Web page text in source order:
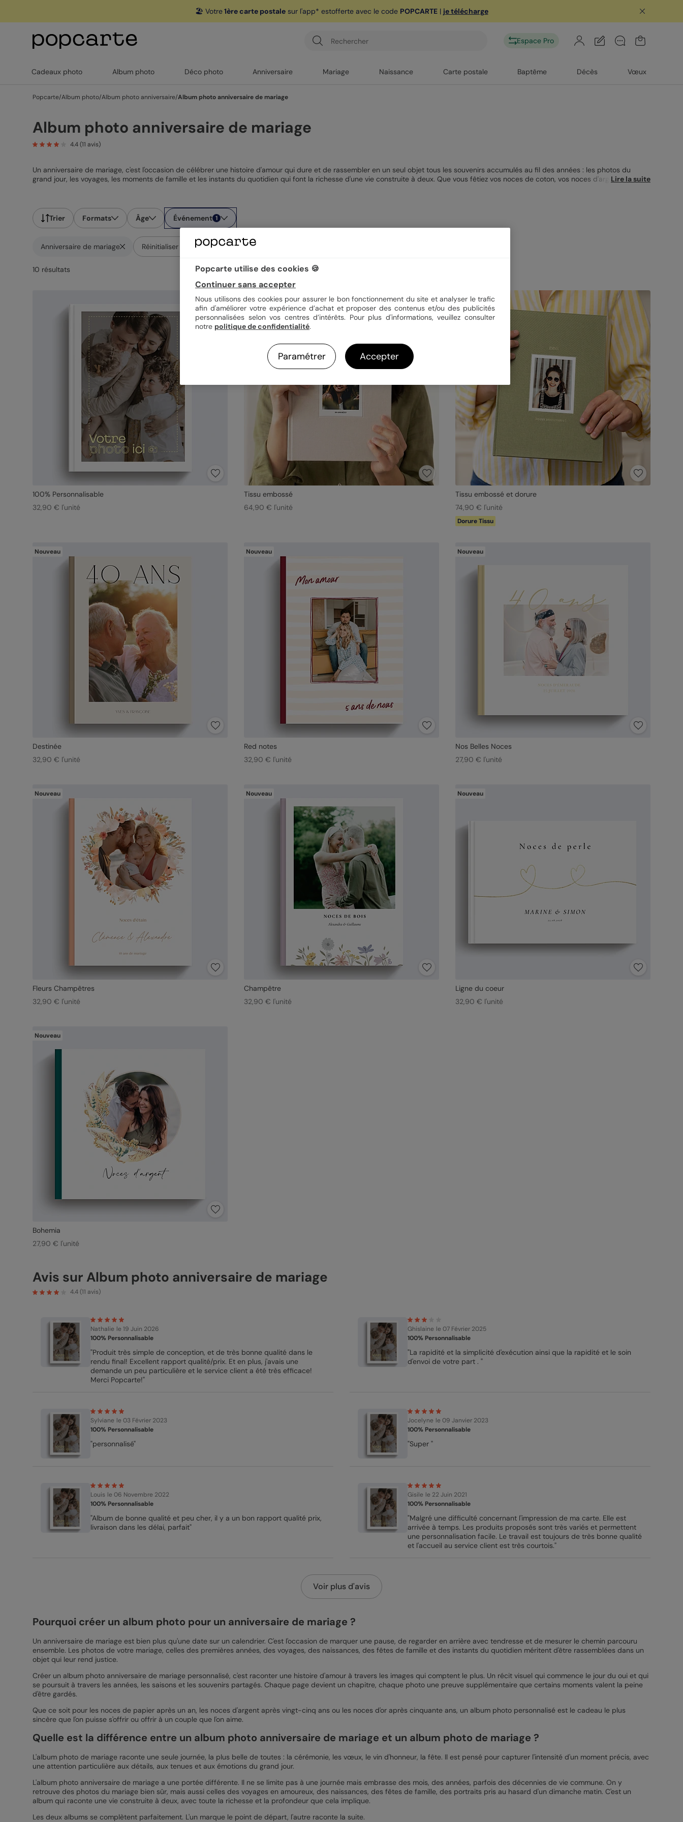
🏖️ Votre1ère carte postalesur l'app* estofferte avec le code POPCARTE| je télécharge
Espace Pro
Cadeaux photo Album photo Déco photo Anniversaire Mariage Naissance Carte postale Baptême Décès Vœux
Popcarte/Album photo/Album photo anniversaire/Album photo anniversaire de mariage
Album photo anniversaire de mariage
4.4(11 avis)
Un anniversaire de mariage, c'est l'occasion de célébrer une histoire d'amour qui dure et de rassembler en un seul objet tous les souvenirs accumulés au fil des années : les photos du
grand jour, les voyages, les moments de famille et les instants du quotidien qui font la richesse d'une vie construite à deux. Que vous fêtiez vos noces de coton, vos noces d'argent ou vos
Lire la suite
Trier Formats Âge Événement 1
Anniversaire de mariage Réinitialiser les filtres
10 résultats
100% Personnalisable
32,90 € l'unité
Tissu embossé
64,90 € l'unité
Tissu embossé et dorure
74,90 € l'unité
Dorure Tissu
Nouveau
Destinée
32,90 € l'unité
Nouveau
Red notes
32,90 € l'unité
Nouveau
Nos Belles Noces
27,90 € l'unité
Nouveau
Fleurs Champêtres
32,90 € l'unité
Nouveau
Champêtre
32,90 € l'unité
Nouveau
Ligne du coeur
32,90 € l'unité
Nouveau
Bohemia
27,90 € l'unité
Avis sur Album photo anniversaire de mariage
4.4(11 avis)
Nathalie le 19 Juin 2026
100% Personnalisable
"Produit très simple de conception, et de très bonne qualité dans le
rendu final! Excellent rapport qualité/prix. Et en plus, j'avais une
demande un peu particulière et le service client a été très efficace!
Merci Popcarte!"
Ghislaine le 07 Février 2025
100% Personnalisable
"La rapidité et la simplicité d'exécution ainsi que la rapidité et le soin
d'envoi de votre part . "
Sylviane le 03 Février 2023
100% Personnalisable
"personnalisé"
Jocelyne le 09 Janvier 2023
100% Personnalisable
"Super "
Louis le 06 Novembre 2022
100% Personnalisable
"Album de bonne qualité et peu cher, il y a un bon rapport qualité prix,
livraison dans les délai, parfait"
Gisile le 22 Juin 2021
100% Personnalisable
"Malgré une difficulté concernant l'impression de ma carte. Elle est
arrivée à temps. Les produits proposés sont très variés et permettent
une personnalisation facile. Le travail est toujours de très bonne qualité
et l'accueil au service client est très courtois."
Voir plus d'avis
Pourquoi créer un album photo pour un anniversaire de mariage ?
Un anniversaire de mariage est bien plus qu'une date sur un calendrier. C'est l'occasion de marquer une pause, de regarder en arrière avec tendresse et de mesurer le chemin parcouru
ensemble. Les photos de votre mariage, celles des premières années, des voyages, des naissances, des fêtes de famille et des instants du quotidien méritent d'être rassemblées dans un
objet qui leur rend justice.
Créer un album photo anniversaire de mariage personnalisé, c'est raconter une histoire d'amour à travers les images qui comptent le plus. Un récit visuel qui commence le jour du oui et qui
se poursuit à travers les années, les saisons et les souvenirs partagés. Chaque page devient un chapitre, chaque photo une preuve supplémentaire que certains moments valent la peine
d'être gardés.
Que ce soit pour les noces de papier après un an, les noces d'argent après vingt-cinq ans ou les noces d'or après cinquante ans, un album photo personnalisé est le cadeau le plus
sincère que l'on puisse s'offrir ou offrir à un couple que l'on aime.
Quelle est la différence entre un album photo anniversaire de mariage et un album photo de mariage ?
L'album photo de mariage raconte une seule journée, la plus belle de toutes : la cérémonie, les vœux, le vin d'honneur, la fête. Il est pensé pour capturer l'intensité d'un moment précis, avec
une attention particulière aux détails, aux tenues et aux émotions du grand jour.
L'album photo anniversaire de mariage a une portée différente. Il ne se limite pas à une journée mais embrasse des mois, des années, parfois des décennies de vie commune. On y
retrouve des photos du mariage bien sûr, mais aussi celles des voyages en amoureux, des naissances, des fêtes de famille, des portraits pris au hasard d'un dimanche matin. C'est un
album qui raconte une vie construite à deux, avec toute la richesse et la profondeur que cela implique.
Les deux albums se complètent parfaitement. L'un marque le point de départ, l'autre raconte la suite.
Popcarte utilise des cookies 🍪
Continuer sans accepter
Nous utilisons des cookies pour assurer le bon fonctionnement du site et analyser le trafic
afin d'améliorer votre expérience d’achat et proposer des contenus et/ou des publicités
personnalisées selon vos centres d’intérêts. Pour plus d'informations, veuillez consulter
notre politique de confidentialité.
Paramétrer Accepter